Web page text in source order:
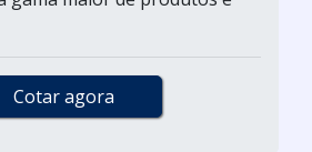
Cotar agora